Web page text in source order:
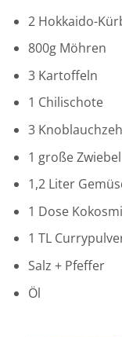
2 Hokkaido-
800g Möhren
3 Kartoffeln
1 Chilischote
3
1 große Zwiebel
1,2 Liter
1 Dose
1 TL
Salz + Pfeffer
Öl